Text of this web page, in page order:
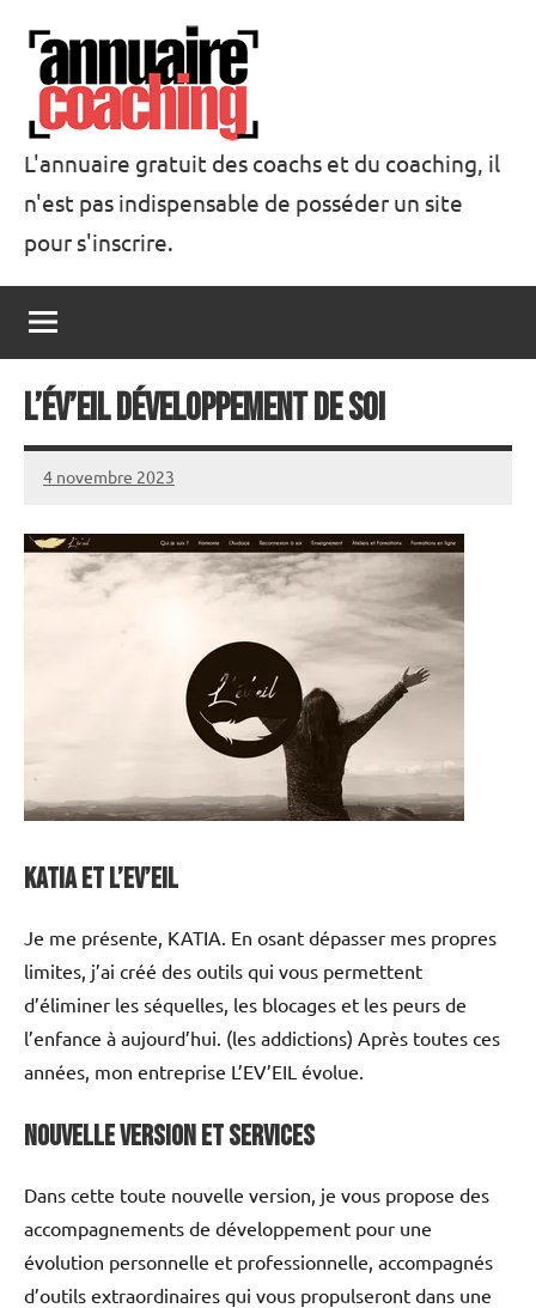
contenu
Annuaire
Coaching
L'annuaire gratuit des coachs et du coaching, il
n'est pas indispensable de posséder un site
pour s'inscrire.
L’Év’eil développement de soi
4 novembre 2023
annuairecoaching
KATIA et L’EV’EIL
Je me présente, KATIA. En osant dépasser mes propres
limites, j’ai créé des outils qui vous permettent
d’éliminer les séquelles, les blocages et les peurs de
l’enfance à aujourd’hui. (les addictions) Après toutes ces
années, mon entreprise L’EV’EIL évolue.
Nouvelle Version et Services
Dans cette toute nouvelle version, je vous propose des
accompagnements de développement pour une
évolution personnelle et professionnelle, accompagnés
d’outils extraordinaires qui vous propulseront dans une